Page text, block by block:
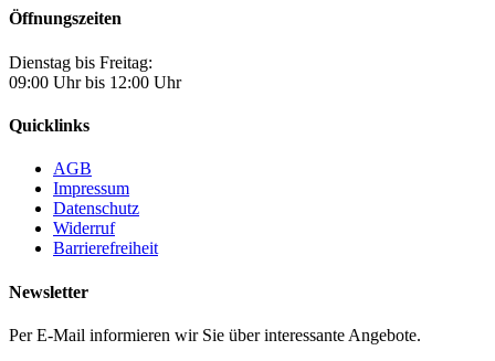
Öffnungszeiten
Dienstag bis Freitag:
09:00 Uhr bis 12:00 Uhr
Quicklinks
AGB
Impressum
Datenschutz
Widerruf
Barrierefreiheit
Newsletter
Per E-Mail informieren wir Sie über interessante Angebote.